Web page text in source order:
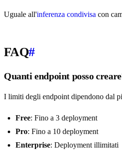
Uguale all'inferenza condivisa con
FAQ#
Quanti endpoint posso
I limiti degli endpoint dipendono dal
Free: Fino a 3 deployment
Pro: Fino a 10 deployment
Enterprise: Deployment illimitati